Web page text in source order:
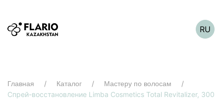
RU
Главная Каталог Мастеру по волосам
Спрей-восстановление Limba Cosmetics Total Revitalizer, 300